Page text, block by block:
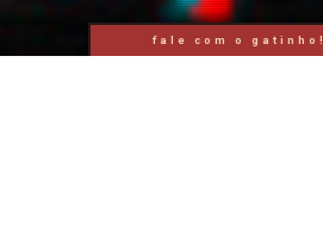
fale com o gatinho!